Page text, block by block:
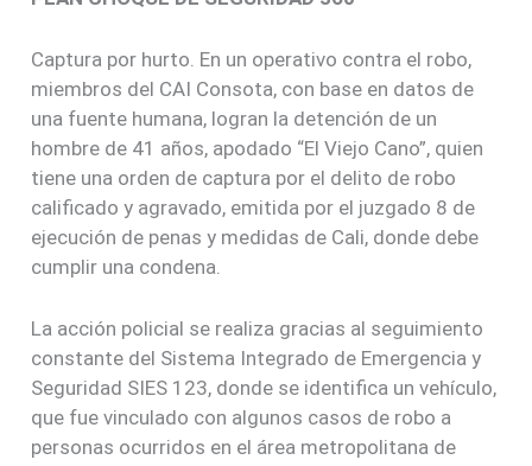
Captura por hurto. En un operativo contra el robo,
miembros del CAI Consota, con base en datos de
una fuente humana, logran la detención de un
hombre de 41 años, apodado “El Viejo Cano”, quien
tiene una orden de captura por el delito de robo
calificado y agravado, emitida por el juzgado 8 de
ejecución de penas y medidas de Cali, donde debe
cumplir una condena.
La acción policial se realiza gracias al seguimiento
constante del Sistema Integrado de Emergencia y
Seguridad SIES 123, donde se identifica un vehículo,
que fue vinculado con algunos casos de robo a
personas ocurridos en el área metropolitana de